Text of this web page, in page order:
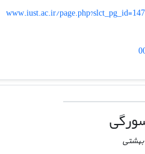
www.iust.ac.ir/
بهشتی